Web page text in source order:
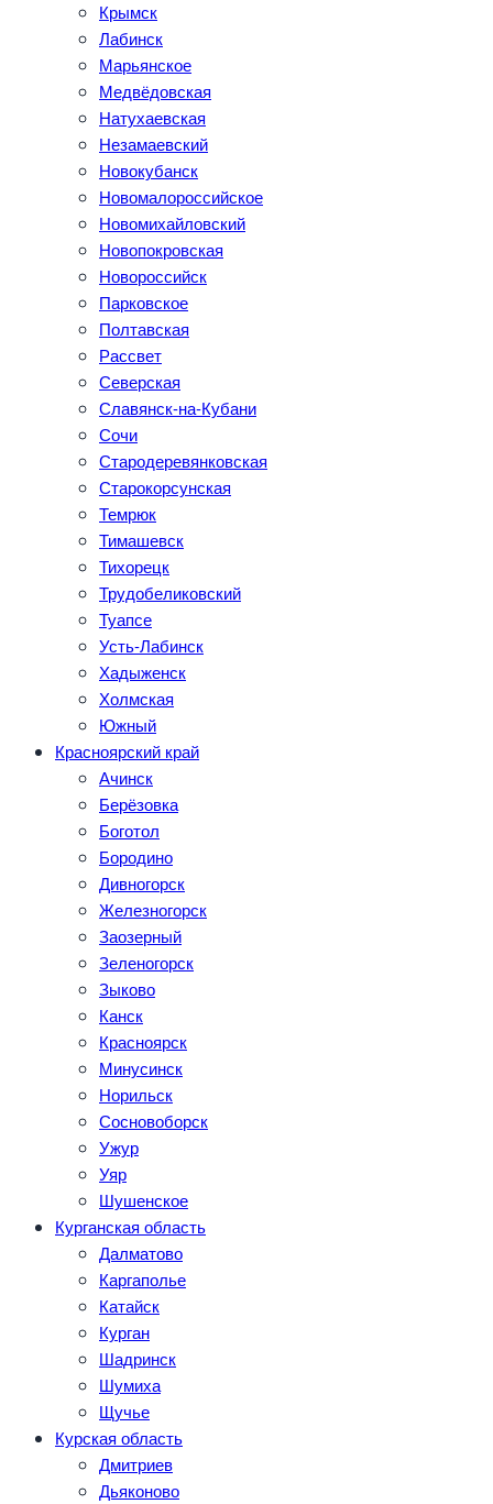
Крымск
Лабинск
Марьянское
Медвёдовская
Натухаевская
Незамаевский
Новокубанск
Новомалороссийское
Новомихайловский
Новопокровская
Новороссийск
Парковское
Полтавская
Рассвет
Северская
Славянск-на-Кубани
Сочи
Стародеревянковская
Старокорсунская
Темрюк
Тимашевск
Тихорецк
Трудобеликовский
Туапсе
Усть-Лабинск
Хадыженск
Холмская
Южный
Красноярский край
Ачинск
Берёзовка
Боготол
Бородино
Дивногорск
Железногорск
Заозерный
Зеленогорск
Зыково
Канск
Красноярск
Минусинск
Норильск
Сосновоборск
Ужур
Уяр
Шушенское
Курганская область
Далматово
Каргаполье
Катайск
Курган
Шадринск
Шумиха
Щучье
Курская область
Дмитриев
Дьяконово